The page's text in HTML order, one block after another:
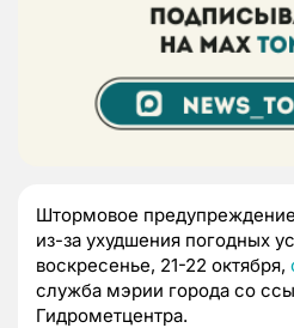
Штормовое
из-за ухудшения погодных
воскресенье, 21-22 октября,
служба мэрии города со
Гидрометцентра.